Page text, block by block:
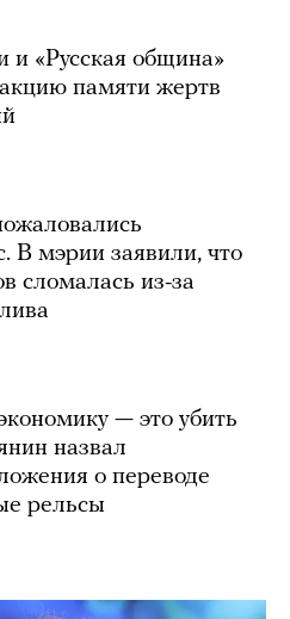
и «Русская община»
памяти жертв
В мэрии заявили, что
сломалась из-за
— это убить
назвал
о переводе
рельсы